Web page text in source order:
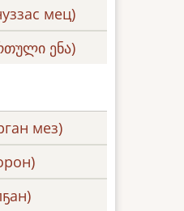
мец)
ენა)
мез)